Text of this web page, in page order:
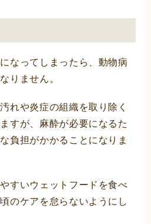
なってしまったら、動物病
りません。
れや炎症の組織を取り除く
すが、麻酔が必要になるた
負担がかかることになりま
すいウェットフードを食べ
のケアを怠らないようにし